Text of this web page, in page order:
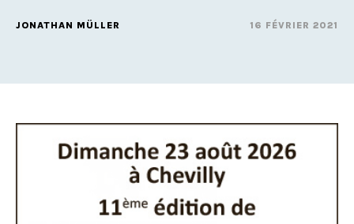
JONATHAN MÜLLER 16 FÉVRIER 2021